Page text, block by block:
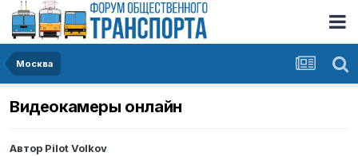
Москва
Видеокамеры онлайн
Автор Pilot Volkov